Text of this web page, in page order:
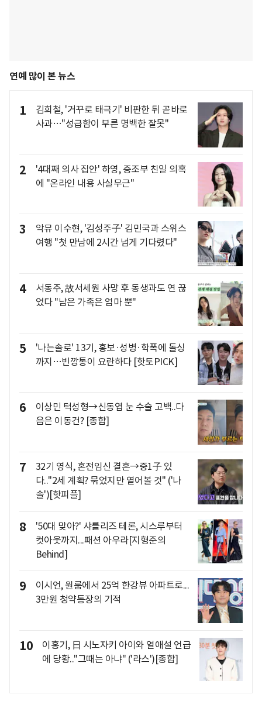
연예 많이 본 뉴스
1
김희철, '거꾸로 태극기' 비판한 뒤 곧바로
사과…"성급함이 부른 명백한 잘못"
2
'4대째 의사 집안' 하영, 증조부 친일 의혹
에 "온라인 내용 사실무근"
3
악뮤 이수현, '김성주子' 김민국과 스위스
여행 "첫 만남에 2시간 넘게 기다렸다"
4
서동주, 故서세원 사망 후 동생과도 연 끊
었다 "남은 가족은 엄마 뿐"
5
'나는솔로' 13기, 홍보·성병·학폭에 돌싱
까지…빈깡통이 요란하다 [핫토PICK]
6
이상민 턱성형→신동엽 눈 수술 고백..다
음은 이동건? [종합]
7
32기 영식, 혼전임신 결혼→중1子 있
다.."2세 계획? 묶었지만 열어볼 것" ('나
솔')[핫피플]
8
'50대 맞아?' 샤를리즈 테론, 시스루부터
컷아웃까지...패션 아우라[지형준의
Behind]
9
이시언, 원룸에서 25억 한강뷰 아파트로...
3만원 청약통장의 기적
10
이홍기, 日 시노자키 아이와 열애설 언급
에 당황.."그때는 아냐" ('라스')[종합]